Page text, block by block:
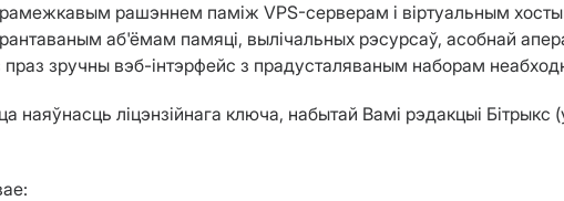
рашэннем паміж VPS-серверам і віртуальным
аб'ёмам памяці, вылічальных рэсурсаў, асобнай
зручны вэб-інтэрфейс з прадусталяваным наборам
наяўнасць ліцэнзійнага ключа, набытай Вамі рэдакцыі